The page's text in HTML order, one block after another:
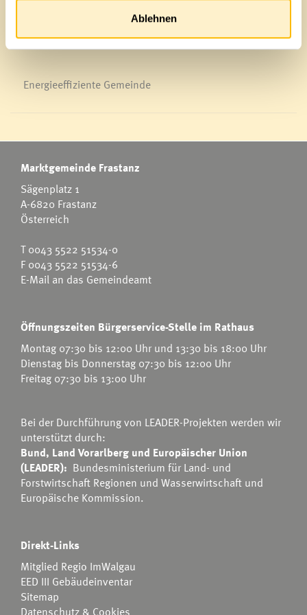
Ablehnen
Energieeffiziente Gemeinde
Marktgemeinde Frastanz
Sägenplatz 1
A-6820 Frastanz
Österreich
T0043 5522 51534-0
F 0043 5522 51534-6
E-Mail an das Gemeindeamt
Öffnungszeiten Bürgerservice-Stelle im Rathaus
Montag 07:30 bis 12:00 Uhr und 13:30 bis 18:00 Uhr
Dienstag bis Donnerstag 07:30 bis 12:00 Uhr
Freitag 07:30 bis 13:00 Uhr
Bei der Durchführung von LEADER-Projekten werden wir
unterstützt durch:
Bund, Land Vorarlberg und Europäischer Union
(LEADER): Bundesministerium für Land- und
Forstwirtschaft Regionen und Wasserwirtschaft und
Europäische Kommission.
Direkt-Links
Mitglied Regio ImWalgau
EED III Gebäudeinventar
Sitemap
Datenschutz & Cookies